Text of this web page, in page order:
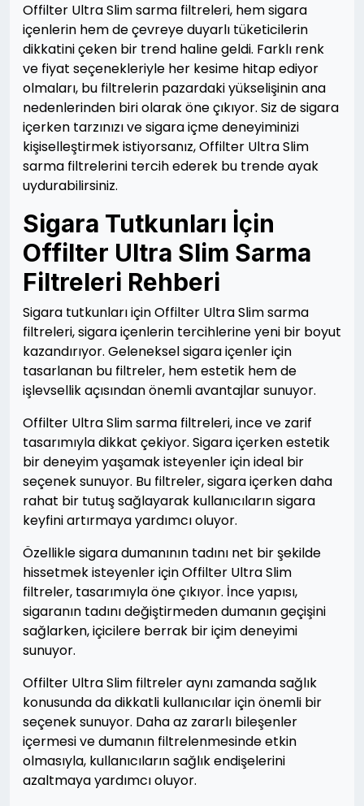
Offilter Ultra Slim sarma filtreleri, hem sigara
içenlerin hem de çevreye duyarlı tüketicilerin
dikkatini çeken bir trend haline geldi. Farklı renk
ve fiyat seçenekleriyle her kesime hitap ediyor
olmaları, bu filtrelerin pazardaki yükselişinin ana
nedenlerinden biri olarak öne çıkıyor. Siz de sigara
içerken tarzınızı ve sigara içme deneyiminizi
kişiselleştirmek istiyorsanız, Offilter Ultra Slim
sarma filtrelerini tercih ederek bu trende ayak
uydurabilirsiniz.
Sigara Tutkunları İçin
Offilter Ultra Slim Sarma
Filtreleri Rehberi
Sigara tutkunları için Offilter Ultra Slim sarma
filtreleri, sigara içenlerin tercihlerine yeni bir boyut
kazandırıyor. Geleneksel sigara içenler için
tasarlanan bu filtreler, hem estetik hem de
işlevsellik açısından önemli avantajlar sunuyor.
Offilter Ultra Slim sarma filtreleri, ince ve zarif
tasarımıyla dikkat çekiyor. Sigara içerken estetik
bir deneyim yaşamak isteyenler için ideal bir
seçenek sunuyor. Bu filtreler, sigara içerken daha
rahat bir tutuş sağlayarak kullanıcıların sigara
keyfini artırmaya yardımcı oluyor.
Özellikle sigara dumanının tadını net bir şekilde
hissetmek isteyenler için Offilter Ultra Slim
filtreler, tasarımıyla öne çıkıyor. İnce yapısı,
sigaranın tadını değiştirmeden dumanın geçişini
sağlarken, içicilere berrak bir içim deneyimi
sunuyor.
Offilter Ultra Slim filtreler aynı zamanda sağlık
konusunda da dikkatli kullanıcılar için önemli bir
seçenek sunuyor. Daha az zararlı bileşenler
içermesi ve dumanın filtrelenmesinde etkin
olmasıyla, kullanıcıların sağlık endişelerini
azaltmaya yardımcı oluyor.